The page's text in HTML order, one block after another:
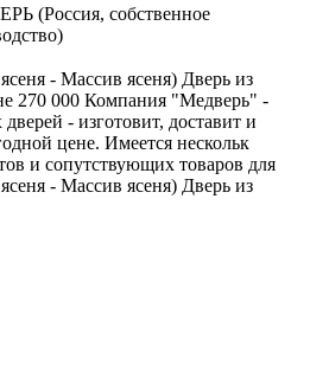
(Россия, собственное
- Массив ясеня) Дверь из
270 000 Компания "Медверь" -
- изготовит, доставит и
цене. Имеется нескольк
и сопутствующих товаров для
- Массив ясеня) Дверь из